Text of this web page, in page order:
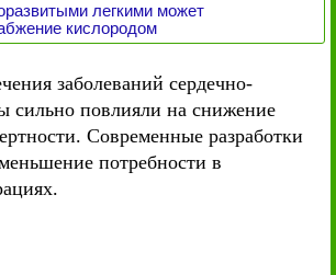
легкими может
кислородом
заболеваний сердечно-
сильно повлияли на снижение
Современные разработки
потребности в